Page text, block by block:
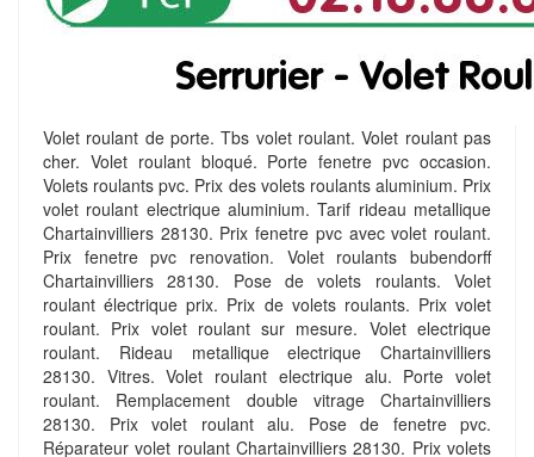
Volet roulant de porte. Tbs volet roulant. Volet roulant pas
cher. Volet roulant bloqué. Porte fenetre pvc occasion.
Volets roulants pvc. Prix des volets roulants aluminium. Prix
volet roulant electrique aluminium. Tarif rideau metallique
Chartainvilliers 28130. Prix fenetre pvc avec volet roulant.
Prix fenetre pvc renovation. Volet roulants bubendorff
Chartainvilliers 28130. Pose de volets roulants. Volet
roulant électrique prix. Prix de volets roulants. Prix volet
roulant. Prix volet roulant sur mesure. Volet electrique
roulant. Rideau metallique electrique Chartainvilliers
28130. Vitres. Volet roulant electrique alu. Porte volet
roulant. Remplacement double vitrage Chartainvilliers
28130. Prix volet roulant alu. Pose de fenetre pvc.
Réparateur volet roulant Chartainvilliers 28130. Prix volets